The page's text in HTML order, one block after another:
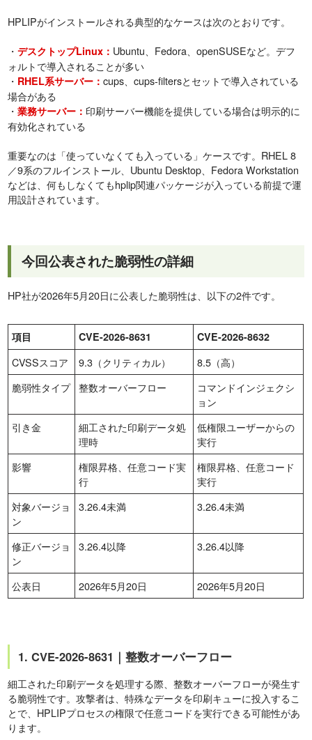
HPLIPがインストールされる典型的なケースは次のとおりです。
・デスクトップLinux： Ubuntu、Fedora、openSUSEなど。デフ
ォルトで導入されることが多い
・ RHEL系サーバー：cups、cups-filtersとセットで導入されている
場合がある
・業務サーバー： 印刷サーバー機能を提供している場合は明示的に
有効化されている
重要なのは「使っていなくても入っている」ケースです。RHEL 8
／9系のフルインストール、Ubuntu Desktop、Fedora Workstation
などは、何もしなくてもhplip関連パッケージが入っている前提で運
用設計されています。
今回公表された脆弱性の詳細
HP社が2026年5月20日に公表した脆弱性は、以下の2件です。
項目 CVE-2026-8631 CVE-2026-8632
CVSSスコア 9.3（クリティカル）
8.5（高）
脆弱性タイプ 整数オーバーフロー
コマンドインジェクシ
ョン
引き金
細工された印刷データ処
理時
低権限ユーザーからの
実行
影響
権限昇格、任意コード実
行
権限昇格、任意コード
実行
対象バージョ
ン
3.26.4未満 3.26.4未満
修正バージョ
ン
3.26.4以降 3.26.4以降
公表日 2026年5月20日 2026年5月20日
1. CVE-2026-8631｜整数オーバーフロー
細工された印刷データを処理する際、整数オーバーフローが発生す
る脆弱性です。攻撃者は、特殊なデータを印刷キューに投入するこ
とで、HPLIPプロセスの権限で任意コードを実行できる可能性があ
ります。